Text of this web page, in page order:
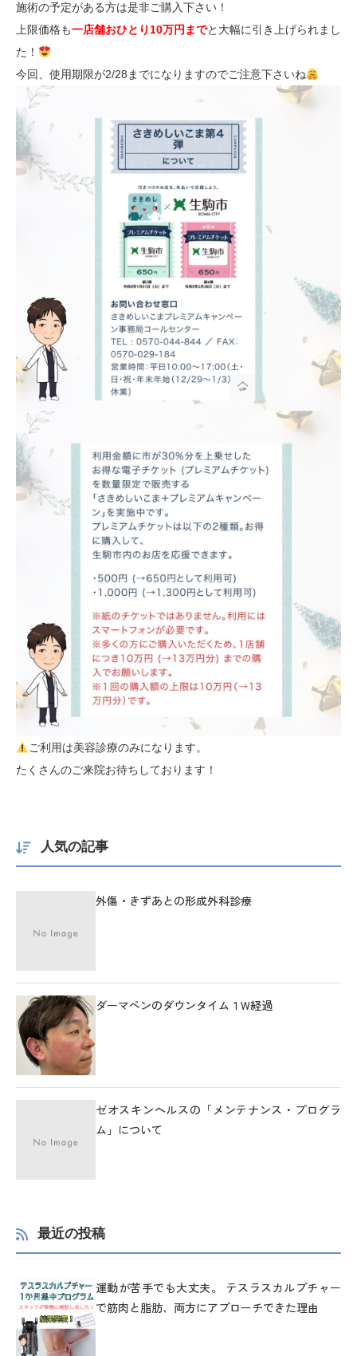
施術の予定がある方は是非ご購入下さい！
上限価格も一店舗おひとり10万円までと大幅に引き上げられまし
た！
今回、使用期限が2/28までになりますのでご注意下さいね
ご利用は美容診療のみになります。
たくさんのご来院お待ちしております！
人気の記事
外傷・きずあとの形成外科診療
ダーマペンのダウンタイム１W経過
ゼオスキンヘルスの「メンテナンス・プログラ
ム」について
最近の投稿
運動が苦手でも大丈夫。 テスラスカルプチャー
で筋肉と脂肪、両方にアプローチできた理由